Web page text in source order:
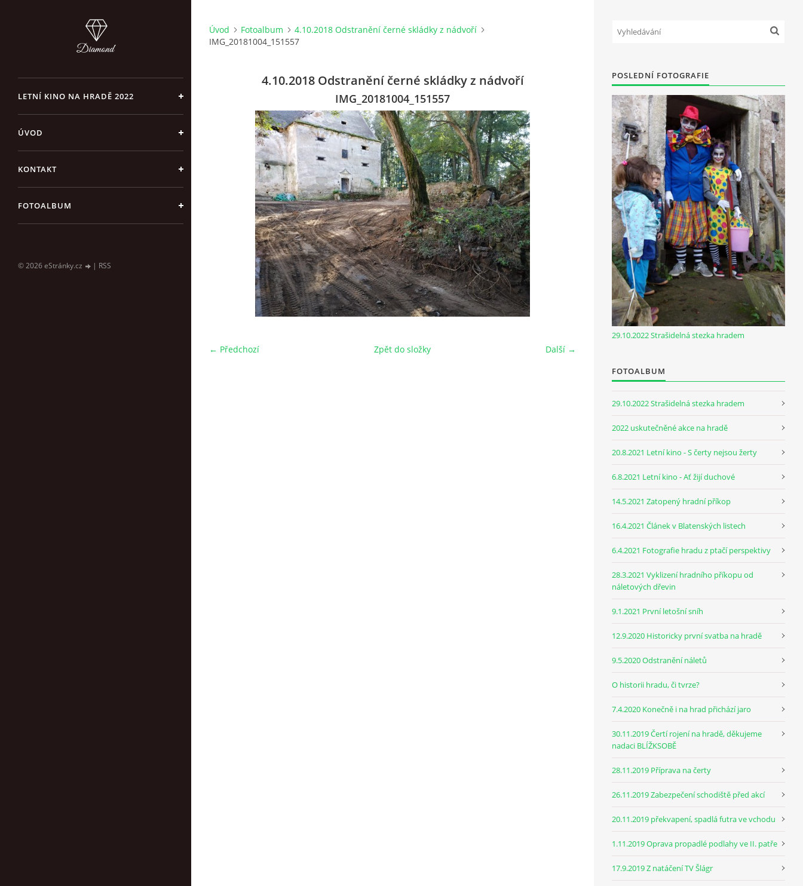
LETNÍ KINO NA HRADĚ 2022
ÚVOD
KONTAKT
FOTOALBUM
© 2026 eStránky.cz | RSS
Úvod Fotoalbum
4.10.2018 Odstranění černé skládky z nádvoří
IMG_20181004_151557
4.10.2018 Odstranění černé skládky z nádvoří
IMG_20181004_151557
← Předchozí Další →
Zpět do složky
POSLEDNÍ FOTOGRAFIE
29.10.2022 Strašidelná stezka hradem
FOTOALBUM
29.10.2022 Strašidelná stezka hradem
2022 uskutečněné akce na hradě
20.8.2021 Letní kino - S čerty nejsou žerty
6.8.2021 Letní kino - Ať žijí duchové
14.5.2021 Zatopený hradní příkop
16.4.2021 Článek v Blatenských listech
6.4.2021 Fotografie hradu z ptačí perspektivy
28.3.2021 Vyklizení hradního příkopu od
náletových dřevin
9.1.2021 První letošní sníh
12.9.2020 Historicky první svatba na hradě
9.5.2020 Odstranění náletů
O historii hradu, či tvrze?
7.4.2020 Konečně i na hrad přichází jaro
30.11.2019 Čertí rojení na hradě, děkujeme
nadaci BLÍŽKSOBĚ
28.11.2019 Příprava na čerty
26.11.2019 Zabezpečení schodiště před akcí
20.11.2019 překvapení, spadlá futra ve vchodu
1.11.2019 Oprava propadlé podlahy ve II. patře
17.9.2019 Z natáčení TV Šlágr